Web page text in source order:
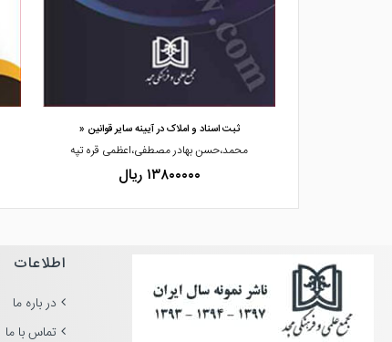
مشاهده و خرید
ثبت اسناد و املاک در آیینه سایر قوانین «
محمد،حسن بهادر مصطفی،اعظمی قره تپه
۱۳۸۰۰۰۰۰ ریال
اطلاعات
در باره ما
تماس با ما